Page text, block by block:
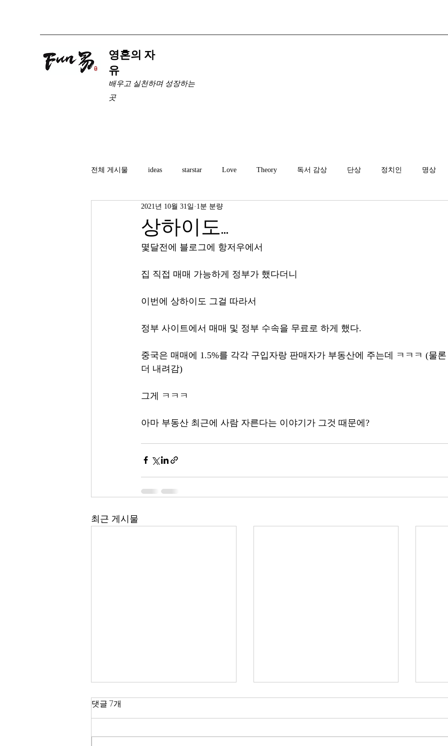
​영혼의 자
유
배우고 실천하며 성장하는
곳
전체 게시물 ideas starstar Love Theory 독서 감상 단상 정치인 명상
상하이도...
2021년 10월 31일 1분 분량
몇달전에 블로그에 항저우에서
집 직접 매매 가능하게 정부가 했다더니
이번에 상하이도 그걸 따라서
정부 사이트에서 매매 및 정부 수속을 무료로 하게 했다.
중국은 매매에 1.5%를 각각 구입자랑 판매자가 부동산에 주는데 ㅋㅋㅋ (물
더 내려감)
그게 ㅋㅋㅋ
아마 부동산 최근에 사람 자른다는 이야기가 그것 때문에?
최근 게시물
한국 경제
2026년이 밝았다. KOSPI는 4,400
무엇이 AI 강국인가
정부가 AI G3를 외치고 있다. 미
중
서론
댓글 7개